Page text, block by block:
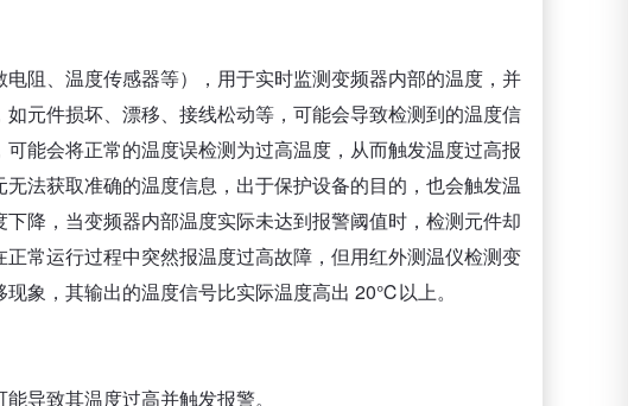
阻、温度传感器等），用于实时监测变频器内部的温度，并
元件损坏、漂移、接线松动等，可能会导致检测到的温度信
能会将正常的温度误检测为过高温度，从而触发温度过高报
法获取准确的温度信息，出于保护设备的目的，也会触发温
降，当变频器内部温度实际未达到报警阈值时，检测元件却
常运行过程中突然报温度过高故障，但用红外测温仪检测变
象，其输出的温度信号比实际温度高出 20℃以上。
导致其温度过高并触发报警。